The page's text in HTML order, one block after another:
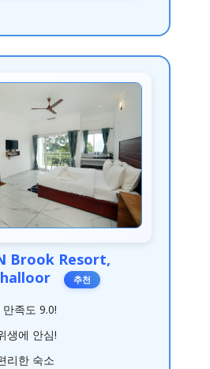
Brook Resort,
추천
족도 9.0!
생에 안심!
리한 숙소